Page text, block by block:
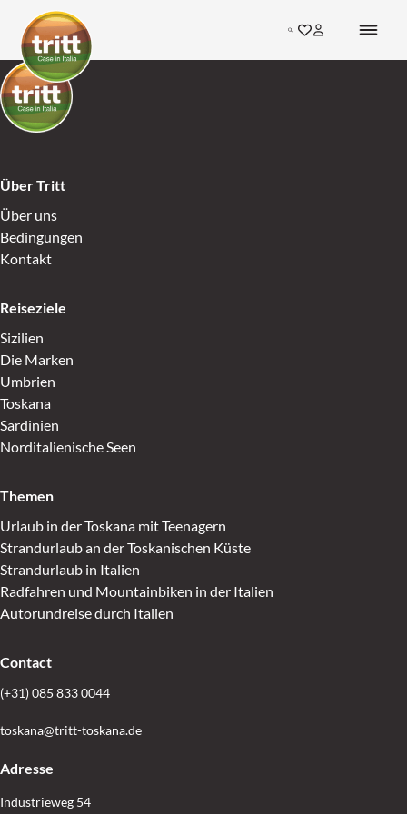
Skip to content
Go to Home
Search
Gehen Sie zu den
Inloggen bij
Go to Home
Über Tritt
Über uns
Bedingungen
Kontakt
Reiseziele
Sizilien
Die Marken
Umbrien
Toskana
Sardinien
Norditalienische Seen
Themen
Urlaub in der Toskana mit Teenagern
Strandurlaub an der Toskanischen Küste
Strandurlaub in Italien
Radfahren und Mountainbiken in der Italien
Autorundreise durch Italien
Contact
(+31) 085 833 0044
toskana@tritt-toskana.de
Adresse
Industrieweg 54